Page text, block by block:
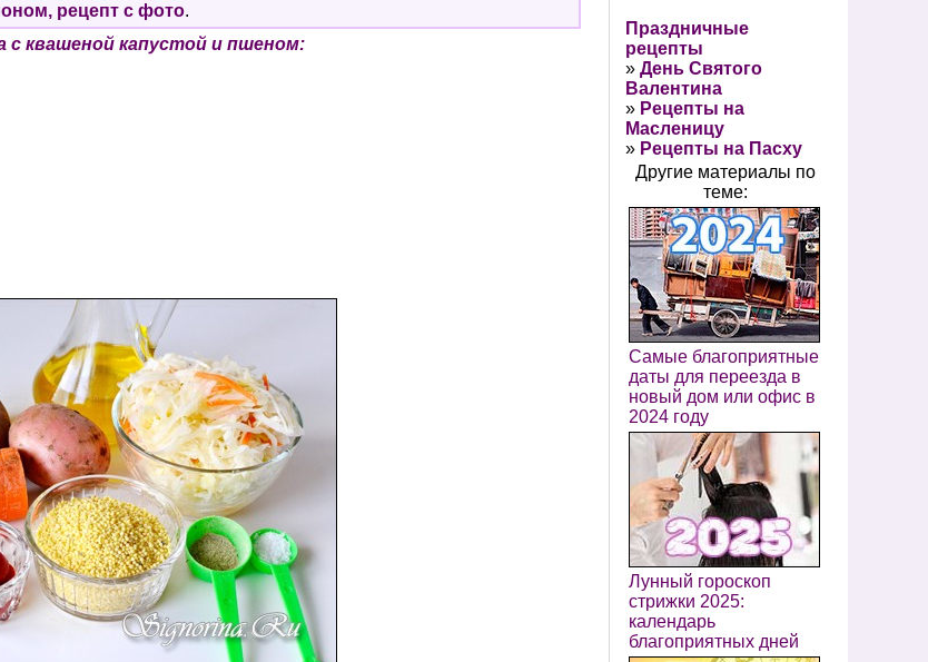
рецепт с фото.
с квашеной капустой и пшеном:
Праздничные
рецепты
» День Святого
Валентина
» Рецепты на
Масленицу
» Рецепты на Пасху
Другие материалы по
теме:
Самые благоприятные
даты для переезда в
новый дом или офис в
2024 году
Лунный гороскоп
стрижки 2025:
календарь
благоприятных дней